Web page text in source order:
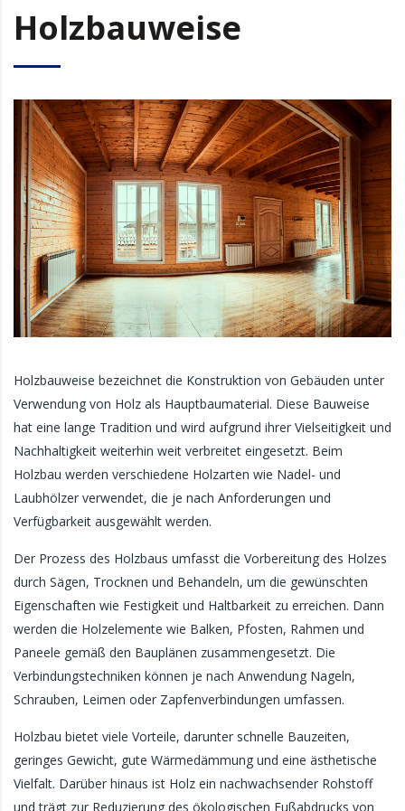
Holzbauweise
Holzbauweise bezeichnet die Konstruktion von Gebäuden unter
Verwendung von Holz als Hauptbaumaterial. Diese Bauweise
hat eine lange Tradition und wird aufgrund ihrer Vielseitigkeit und
Nachhaltigkeit weiterhin weit verbreitet eingesetzt. Beim
Holzbau werden verschiedene Holzarten wie Nadel- und
Laubhölzer verwendet, die je nach Anforderungen und
Verfügbarkeit ausgewählt werden.
Der Prozess des Holzbaus umfasst die Vorbereitung des Holzes
durch Sägen, Trocknen und Behandeln, um die gewünschten
Eigenschaften wie Festigkeit und Haltbarkeit zu erreichen. Dann
werden die Holzelemente wie Balken, Pfosten, Rahmen und
Paneele gemäß den Bauplänen zusammengesetzt. Die
Verbindungstechniken können je nach Anwendung Nageln,
Schrauben, Leimen oder Zapfenverbindungen umfassen.
Holzbau bietet viele Vorteile, darunter schnelle Bauzeiten,
geringes Gewicht, gute Wärmedämmung und eine ästhetische
Vielfalt. Darüber hinaus ist Holz ein nachwachsender Rohstoff
und trägt zur Reduzierung des ökologischen Fußabdrucks von